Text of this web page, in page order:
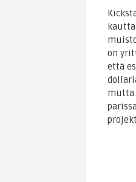
on
että
mutta